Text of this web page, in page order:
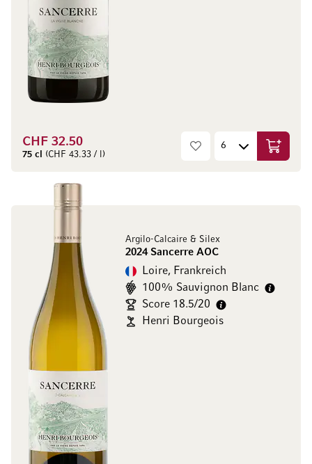
CHF 32.50
75 cl (CHF 43.33 / l) In den
Argilo-Calcaire & Silex
2024 Sancerre AOC
Loire, Frankreich
100% Sauvignon Blanc
Score 18.5/20
Henri Bourgeois